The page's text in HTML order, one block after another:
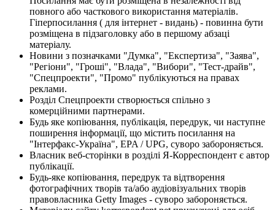
повного або часткового використання матеріалів.
Гіперпосилання ( для інтернет - видань) - повинна бути
розміщена в підзаголовку або в першому абзаці
матеріалу.
Новини з позначками "Думка", "Експертиза", "Заява",
"Регіони", "Гроші", "Влада", "Вибори", "Тест-драйв",
"Спецпроекти", "Промо" публікуються на правах
реклами.
Розділ Спецпроекти створюється спільно з
комерційними партнерами.
Будь яке копіювання, публікація, передрук, чи наступне
поширення інформації, що містить посилання на
"Інтерфакс-Україна", EPA / UPG, суворо забороняється.
Власник веб-сторінки в розділі Я-Корреспондент є автор
публікації.
Будь-яке копіювання, передрук та відтворення
фотографічних творів та/або аудіовізуальних творів
правовласника Getty Images - суворо забороняється.